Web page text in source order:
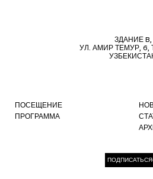
ЗДАНИЕ B,
УЛ. АМИР ТЕМУР, 6,
ПОСЕЩЕНИЕ
ПРОГРАММА
ПОДПИСАТЬСЯ